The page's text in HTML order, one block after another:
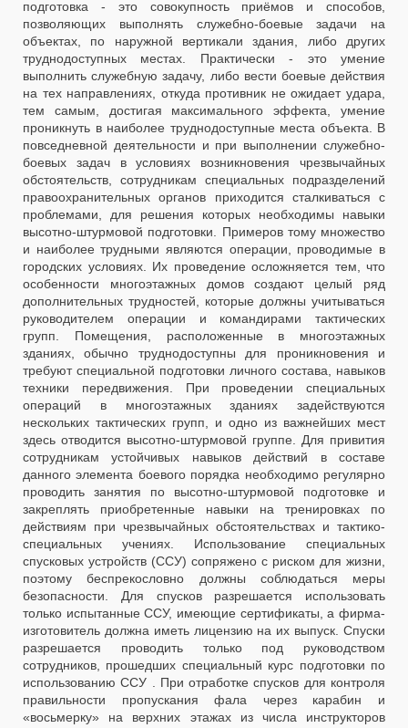
подготовка - это совокупность приёмов и способов,
позволяющих выполнять служебно-боевые задачи на
объектах, по наружной вертикали здания, либо других
труднодоступных местах. Практически - это умение
выполнить служебную задачу, либо вести боевые действия
на тех направлениях, откуда противник не ожидает удара,
тем самым, достигая максимального эффекта, умение
проникнуть в наиболее труднодоступные места объекта. В
повседневной деятельности и при выполнении служебно-
боевых задач в условиях возникновения чрезвычайных
обстоятельств, сотрудникам специальных подразделений
правоохранительных органов приходится сталкиваться с
проблемами, для решения которых необходимы навыки
высотно-штурмовой подготовки. Примеров тому множество
и наиболее трудными являются операции, проводимые в
городских условиях. Их проведение осложняется тем, что
особенности многоэтажных домов создают целый ряд
дополнительных трудностей, которые должны учитываться
руководителем операции и командирами тактических
групп. Помещения, расположенные в многоэтажных
зданиях, обычно труднодоступны для проникновения и
требуют специальной подготовки личного состава, навыков
техники передвижения. При проведении специальных
операций в многоэтажных зданиях задействуются
нескольких тактических групп, и одно из важнейших мест
здесь отводится высотно-штурмовой группе. Для привития
сотрудникам устойчивых навыков действий в составе
данного элемента боевого порядка необходимо регулярно
проводить занятия по высотно-штурмовой подготовке и
закреплять приобретенные навыки на тренировках по
действиям при чрезвычайных обстоятельствах и тактико-
специальных учениях. Использование специальных
спусковых устройств (ССУ) сопряжено с риском для жизни,
поэтому беспрекословно должны соблюдаться меры
безопасности. Для спусков разрешается использовать
только испытанные ССУ, имеющие сертификаты, а фирма-
изготовитель должна иметь лицензию на их выпуск. Спуски
разрешается проводить только под руководством
сотрудников, прошедших специальный курс подготовки по
использованию ССУ . При отработке спусков для контроля
правильности пропускания фала через карабин и
«восьмерку» на верхних этажах из числа инструкторов